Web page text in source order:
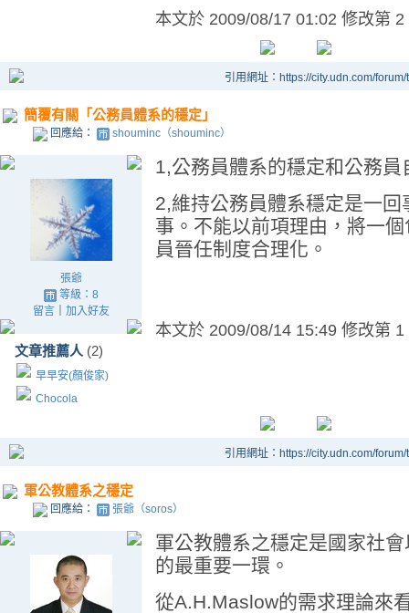
本文於 2009/08/17 01:02 修改第 2
引用網址：https://city.udn.com/
簡覆有關「公務員體系的穩定」
回應給： shouminc（shouminc）
張爺
等級：8
留言｜ 加入好友
文章推薦人 (2)
早早安(顏俊家)
Chocola
1,公務員體系的穩定和公務員
2,維持公務員體系穩定是一
事。不能以前項理由，將一
員晉任制度合理化。
本文於 2009/08/14 15:49 修改第 1
引用網址：https://city.udn.com/
軍公教體系之穩定
回應給： 張爺（soros）
軍公教體系之穩定是國家社
的最重要一環。
從A.H.Maslow的需求理論來